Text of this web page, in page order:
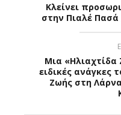
Κλείνει
στην Πιαλέ
Μια «Ηλιαχτίδα
ειδικές ανάγκες
Ζωής στη